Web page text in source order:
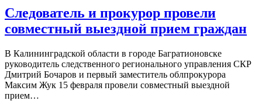
Следователь и прокурор провели
совместный выездной прием граждан
В Калининградской области в городе Багратионовске
руководитель следственного регионального управления СКР
Дмитрий Бочаров и первый заместитель облпрокурора
Максим Жук 15 февраля провели совместный выездной
прием…